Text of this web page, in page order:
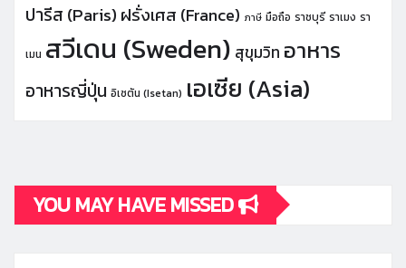
ปารีส (Paris) ฝรั่งเศส (France) ภาษี มือถือ ราชบุรี ราเมง รา
เมน สวีเดน (Sweden) สุขุมวิท อาหาร
อาหารญี่ปุ่น อิเซตัน (Isetan) เอเซีย (Asia)
YOU MAY HAVE MISSED